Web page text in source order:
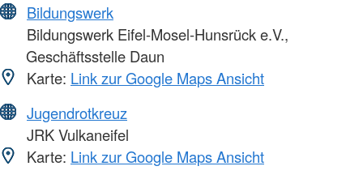
Bildungswerk
Bildungswerk Eifel-Mosel-Hunsrück e.V.,
Geschäftsstelle Daun
Karte: Link zur Google Maps Ansicht
Jugendrotkreuz
JRK Vulkaneifel
Karte: Link zur Google Maps Ansicht